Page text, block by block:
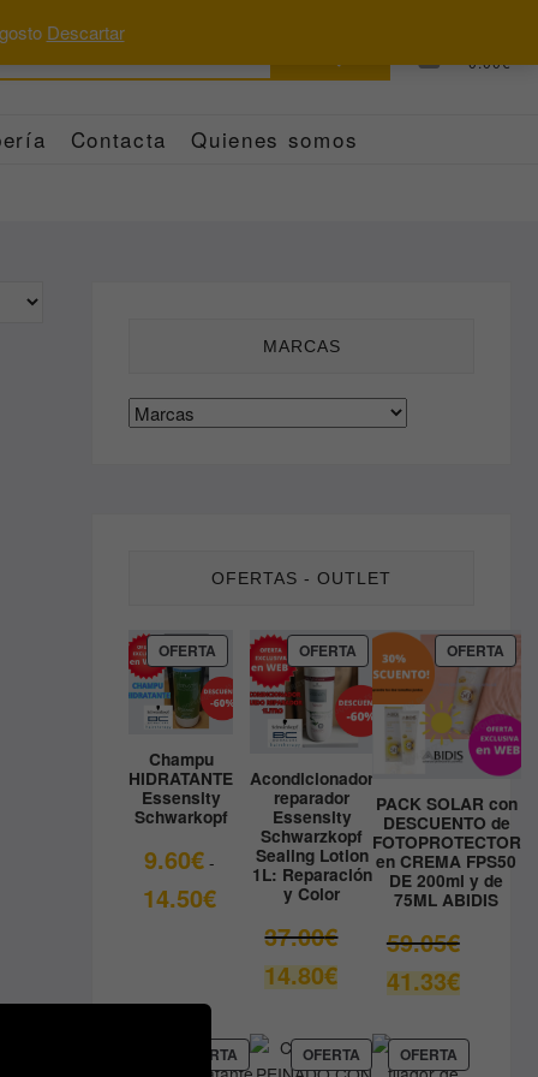
Descartar
0.00€
Contacta Quienes somos
MARCAS
OFERTAS - OUTLET
OFERTAPRODUCTO
EN
OFERTA
Champu
HIDRATANTE
Essensity
Schwarkopf
9.60€ -
14.50€Rango
precios:
14.50€
OFERTA PRODUCTO
EN
OFERTA
Acondicionador
reparador
Essensity
Schwarzkopf
Sealing Lotion
1L: Reparación
y Color
37.00€El
original
37.00€.
14.80€El
precio
es:
OFERTA
EN
PACK SOLAR con
DESCUENTO de
FOTOPROTECTOR
en CREMA FPS50
DE 200ml y de
75ML ABIDIS
59.05€El
original
59.05€.
41.33€El
precio
OFERTAPRODUCTOOFERTA PRODUCTO
OFERTAPRODUCTO